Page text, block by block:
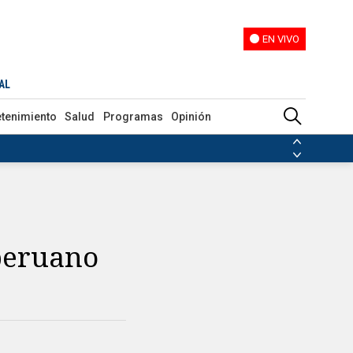
EN VIVO
Salud Programas Opinión